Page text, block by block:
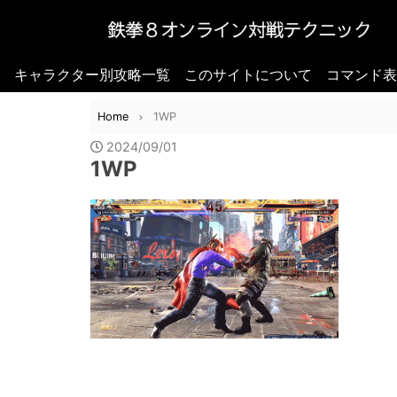
キャラクター別攻略一覧 このサイトについて コマンド
Home 1WP
2024/09/01
1WP